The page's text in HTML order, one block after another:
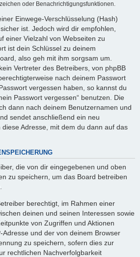
oder Benachrichtigungsfunktionen.
Einwege-Verschlüsselung (Hash)
ist. Jedoch wird dir empfohlen,
einer Vielzahl von Webseiten zu
ist dein Schlüssel zu deinem
also geh mit ihm sorgsam um.
Vertreter des Betreibers, von phpBB
nach deinem Passwort
vergessen haben, so kannst du
Passwort vergessen“ benutzen. Die
dann nach deinem Benutzernamen und
sendet anschließend ein neu
Adresse, mit dem du dann auf das
die von dir eingegebenen und oben
zu speichern, um das Board betreiben
berechtigt, im Rahmen einer
deinen und seinen Interessen sowie
von Zugriffen und Aktionen
und der von deinem Browser
zu speichern, sofern dies zur
rechtlichen Nachverfolgbarkeit